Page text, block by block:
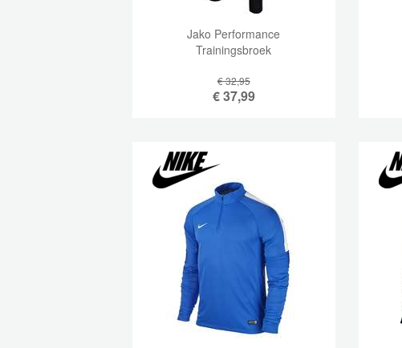
Jako Performance
Trainingsbroek
€ 32,95
€37,99